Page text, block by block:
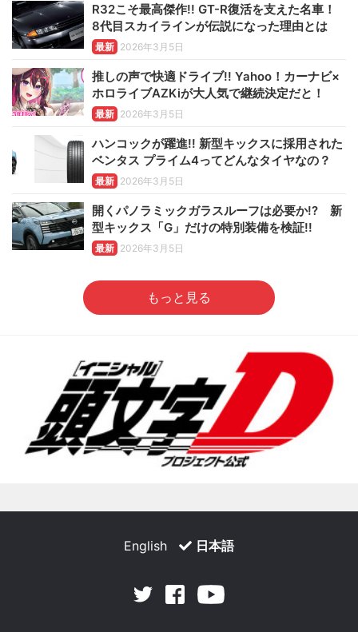
R32こそ最高傑作!! GT-R復活を支えた名車！
8代目スカイラインが伝説になった理由とは
最新 2026年3月5日
推しの声で快適ドライブ!! Yahoo！カーナビ×
ホロライブAZKiが大人気で継続決定だと！
最新 2026年3月5日
ハンコックが躍進!! 新型キックスに採用された
ベンタス プライム4ってどんなタイヤなの？
最新 2026年3月5日
開くパノラミックガラスルーフは必要か!? 新
型キックス「G」だけの特別装備を検証!!
最新 2026年3月5日
もっと見る
English 日本語
Twitter Facebook